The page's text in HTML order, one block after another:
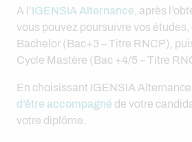
A l’IGENSIA Alternance , après
vous pouvez poursuivre vos études,
Bachelor (Bac+3 – Titre RNCP),
Cycle Mastère (Bac +4/5 – Titre
En choisissant IGENSIA Alternance,
d’être accompagné de votre
votre diplôme.